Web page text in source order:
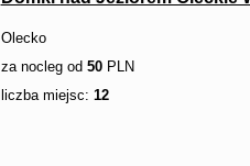
Olecko
za nocleg od 50PLN
liczba miejsc: 12